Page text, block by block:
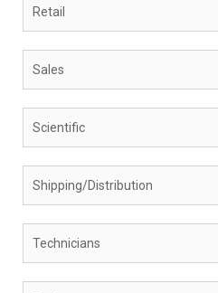
Retail
Sales
Scientific
Shipping/Distribution
Technicians